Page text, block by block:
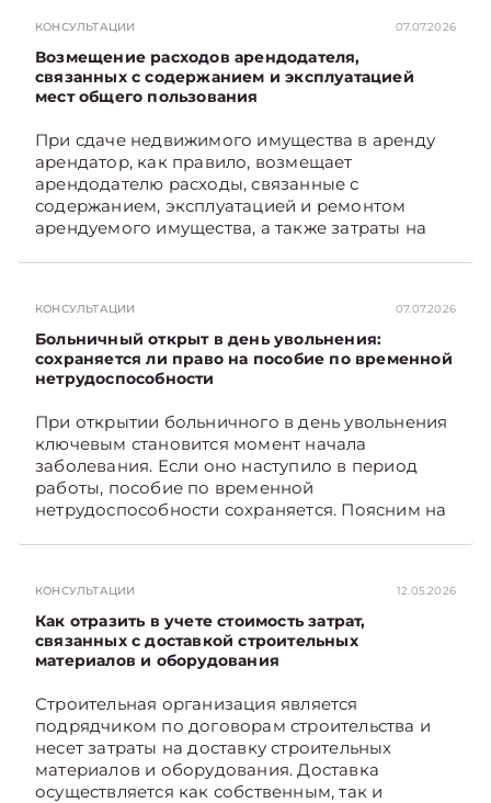
Главное об экономике Беларуси — раньше,
чем в новостях TelegramViber
КОНСУЛЬТАЦИИ 07.07.2026
Возмещение расходов арендодателя,
связанных с содержанием и эксплуатацией
мест общего пользования
При сдаче недвижимого имущества в аренду
арендатор, как правило, возмещает
арендодателю расходы, связанные с
содержанием, эксплуатацией и ремонтом
арендуемого имущества, а также затраты на
связанных с содержанием и эксплуатацией
мест общего пользования, в частности –
контрольно-­пропускного пункта? Рассмотрим
порядок их распределения. Подписывайтесь
экономике Беларуси — раньше, чем в новостях
TelegramViber
КОНСУЛЬТАЦИИ 07.07.2026
Больничный открыт в день увольнения:
сохраняется ли право на пособие по временной
нетрудоспособности
При открытии больничного в день увольнения
ключевым становится момент начала
заболевания. Если оно наступило в период
работы, пособие по временной
нетрудоспособности сохраняется. Поясним на
КОНСУЛЬТАЦИИ 12.05.2026
Как отразить в учете стоимость затрат,
связанных с доставкой строительных
материалов и оборудования
Строительная организация является
подрядчиком по договорам строительства и
несет затраты на доставку строительных
материалов и оборудования. Доставка
осуществляется как собственным, так и